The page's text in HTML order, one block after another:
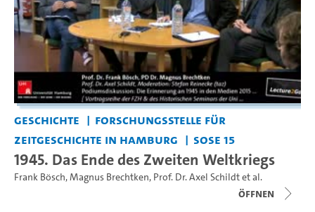
Geschichte
Forschungsstelle für
Zeitgeschichte in Hamburg
SoSe 15
1945. Das Ende des Zweiten Weltkriegs
Frank Bösch,Magnus Brechtken, Prof. Dr. Axel Schildtet al.
Öffnen